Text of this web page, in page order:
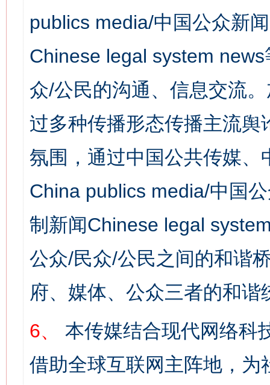
publics media/中国公众新
Chinese legal system
众/公民的沟通、信息交流
过多种传播形态传播主流
氛围，通过中国公共传媒
China publics media/中国
制新闻Chinese legal
公众/民众/公民之间的和谐
府、媒体、公众三者的和谐
6、
本传媒结合现代网络科
借助全球互联网主阵地，